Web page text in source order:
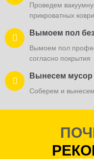
Проведем
прикроватных
Вымоем пол
Вымоем пол
согласно покрытия
Вынесем мусор
Соберем и
Мойка,
Очистим и
Аккуратно
Аккуратно
местам